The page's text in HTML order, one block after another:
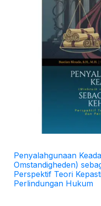
Penyalahgunaan
Omstandigheden)
Perspektif Teori
Perlindungan Hukum